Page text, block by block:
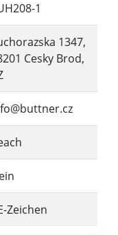
1
1347,
Cesky Brod,
Zeichen